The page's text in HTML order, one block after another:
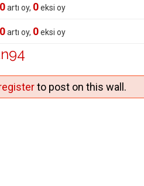
0artı oy, 0eksi oy
0artı oy, 0eksi oy
to post on this wall.